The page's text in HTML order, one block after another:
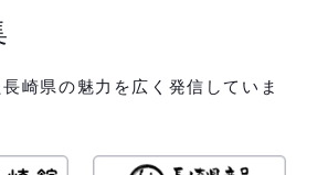
崎県の魅力を広く発信していま